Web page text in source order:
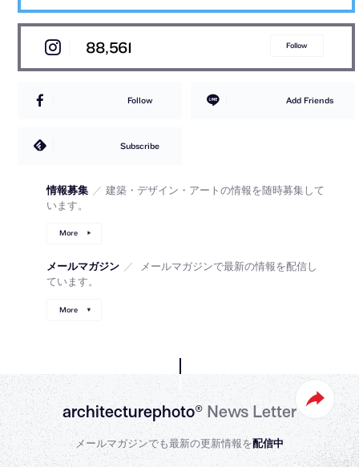
88,561 Follow
Follow Add Friends
Subscribe
情報募集 ／ 建築・デザイン・アートの情報を随時募集して
います。
More
メールマガジン ／
メールマガジンで最新の情報を配信し
ています。
More
architecturephoto®News Letter
メールマガジンでも最新の更新情報を配信中